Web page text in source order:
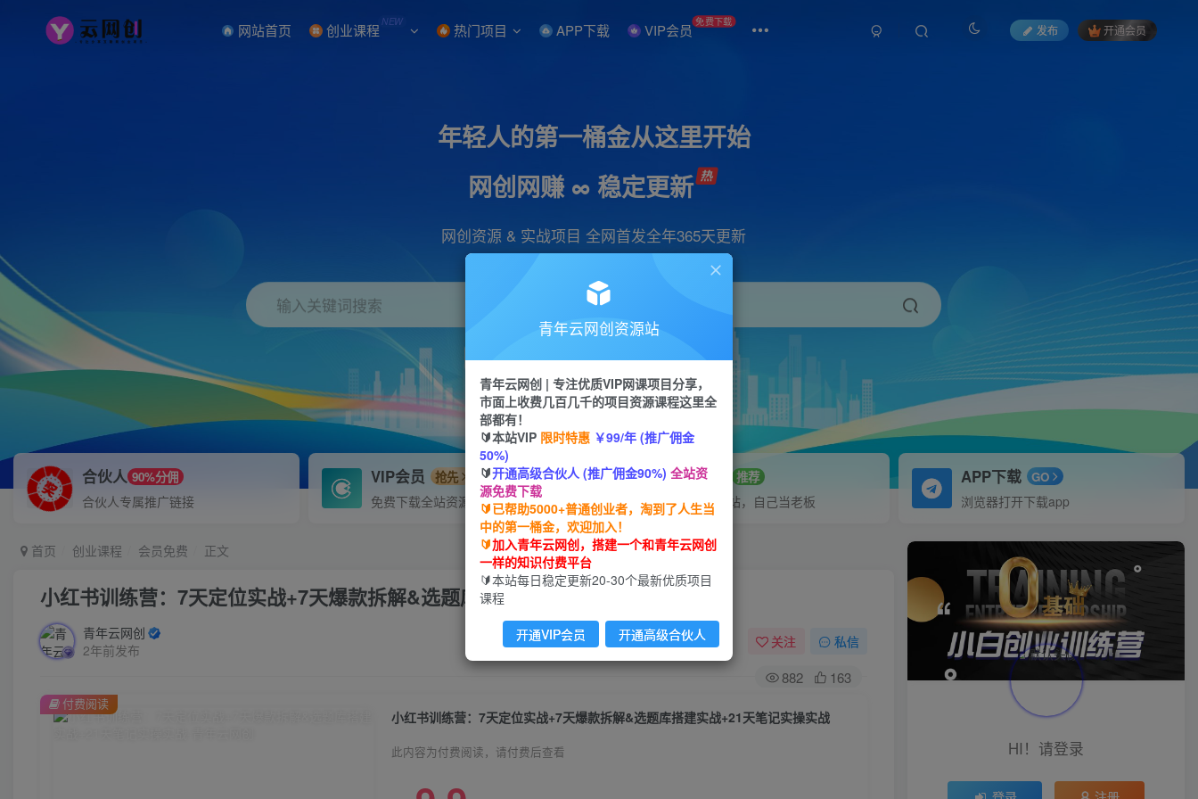
网站首页 创业课程 NEW 热门项目 APP下载 VIP会员 免费下载
发布 开通会员
年轻人的第一桶金从这里开始
网创网赚 ∞ 稳定更新
网创资源 & 实战项目 全网首发全年365天更新
输入关键词搜索
项目 引流 抖音 短视频 剪辑 会员
合伙人 90%分佣
合伙人专属推广链接
VIP会员 抢先
免费下载全站资源
招募站长 推荐
搭建同款网站，自己当老板
APP下载 GO
浏览器打开下载app
首页 创业课程 会员免费 正文
小红书训练营：7天定位实战+7天爆款拆解&选题库搭建实战+21天笔记实操实战
青年云网创
2年前发布
关注 私信
882 163
小红书训练营：7天定位实战+7天爆款拆解&选题库搭建实战+21天笔记实操实战
此内容为付费阅读，请付费后查看
付费阅读
HI！请登录
青年云网创资源站
青年云网创 | 专注优质VIP网课项目分享，
市面上收费几百几千的项目资源课程这里全
部都有！
🔰本站VIP 限时特惠 ￥99/年 (推广佣金
50%)
🔰开通高级合伙人 (推广佣金90%) 全站资
源免费下载
🔰已帮助5000+普通创业者，淘到了人生当
中的第一桶金，欢迎加入！
🔰加入青年云网创，搭建一个和青年云网创
一样的知识付费平台
🔰本站每日稳定更新20-30个最新优质项目
课程
开通VIP会员 开通高级合伙人